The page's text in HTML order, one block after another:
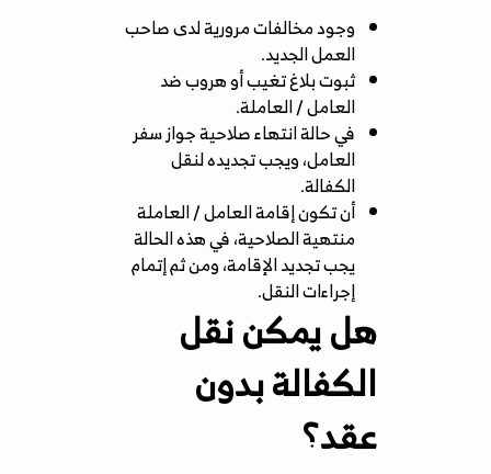
وجود مخالفات مرورية لدى صاحب
العمل الجديد.
ثبوت بلاغ تغيب أو هروب ضد
العامل / العاملة.
في حالة انتهاء صلاحية جواز سفر
العامل، ويجب تجديده لنقل
الكفالة.
أن تكون إقامة العامل / العاملة
منتهية الصلاحية، في هذه الحالة
يجب تجديد الإقامة، ومن ثم إتمام
إجراءات النقل.
هل يمكن نقل
الكفالة بدون
عقد؟